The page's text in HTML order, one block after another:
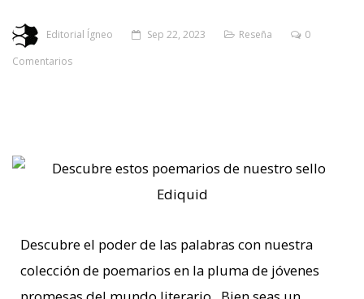
Editorial Ígneo Sep 22, 2023 Reseña
0
Comentarios
Descubre el poder de las palabras con nuestra
colección de poemarios en la pluma de jóvenes